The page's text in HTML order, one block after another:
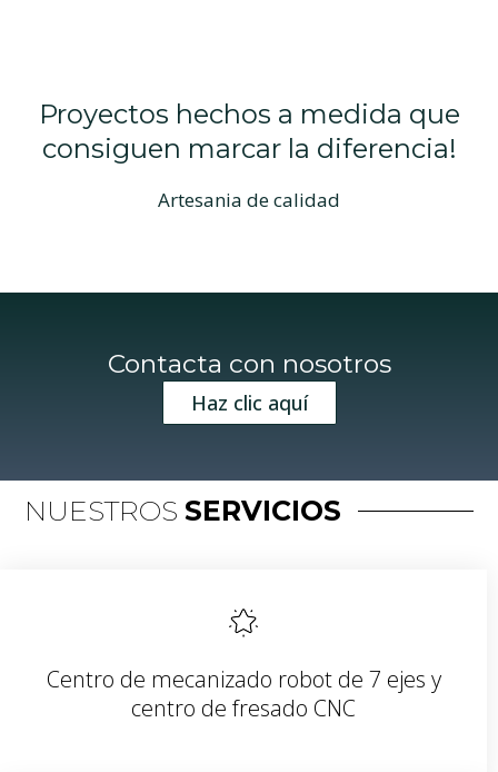
Proyectos hechos a medida que
consiguen marcar la diferencia!
Artesania de calidad
Contacta con nosotros
Haz clic aquí
NUESTROSSERVICIOS
Centro de mecanizado robot de 7 ejes y
centro de fresado CNC